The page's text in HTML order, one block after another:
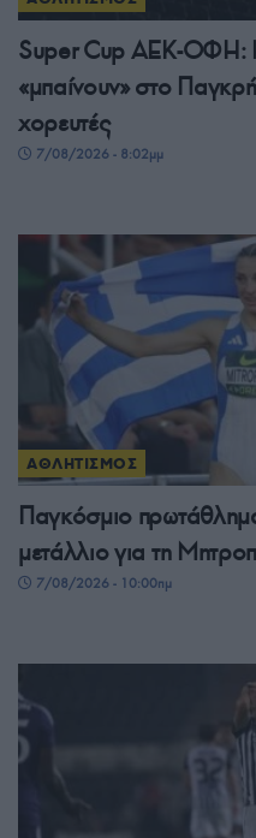
Super Cup ΑΕΚ-ΟΦΗ:
«μπαίνουν» στο
χορευτές
7/08/2026 - 8:02μμ
ΑΘΛΗΤΙΣΜΟΣ
Παγκόσμιο
μετάλλιο για τη
7/08/2026 - 10:00πμ